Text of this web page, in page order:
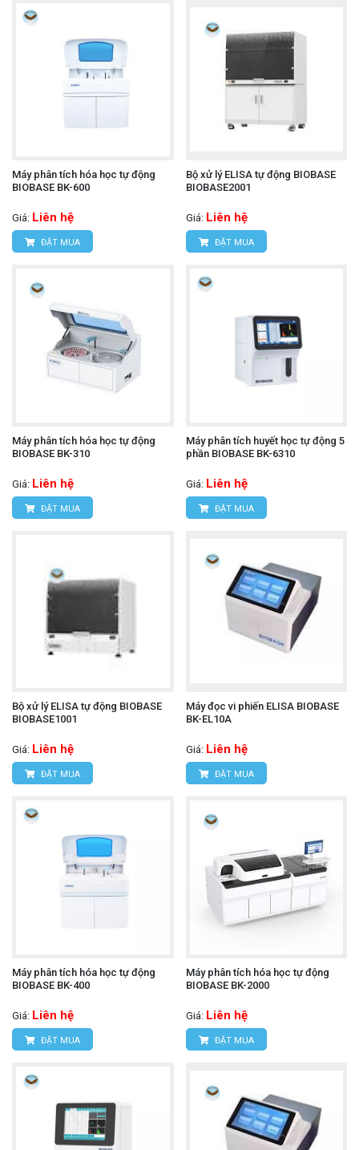
Máy phân tích hóa học tự động
BIOBASE BK-600
Giá: Liên hệ
ĐẶT MUA
Bộ xử lý ELISA tự động BIOBASE
BIOBASE2001
Giá: Liên hệ
ĐẶT MUA
Máy phân tích hóa học tự động
BIOBASE BK-310
Giá: Liên hệ
ĐẶT MUA
Máy phân tích huyết học tự động 5
phần BIOBASE BK-6310
Giá: Liên hệ
ĐẶT MUA
Bộ xử lý ELISA tự động BIOBASE
BIOBASE1001
Giá: Liên hệ
ĐẶT MUA
Máy đọc vi phiến ELISA BIOBASE
BK-EL10A
Giá: Liên hệ
ĐẶT MUA
Máy phân tích hóa học tự động
BIOBASE BK-400
Giá: Liên hệ
ĐẶT MUA
Máy phân tích hóa học tự động
BIOBASE BK-2000
Giá: Liên hệ
ĐẶT MUA